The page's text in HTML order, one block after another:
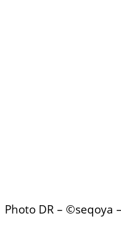
Photo DR – ©seqoya